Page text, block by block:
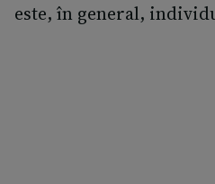
este, în general,